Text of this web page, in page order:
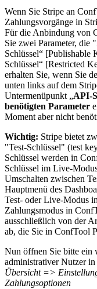
Wenn Sie Stripe an
Zahlungsvorgänge in
Für die Anbindung von
Sie zwei Parameter, die
Schlüssel“ [Publishable
Schlüssel“ [Restricted
erhalten Sie, wenn Sie
unten links auf dem
Untermenüpunkt „API-
benötigten Parameter
Moment aber nicht
Wichtig: Stripe bietet
"Test-Schlüssel" (test
Schlüssel werden in
Schlüssel im Live-
Umschalten zwischen
Hauptmenü des
Test- oder Live-Modus
Zahlungsmodus in
ausschließlich von der
ab, die Sie in ConfTool
Nun öffnen Sie bitte ein
administrativer Nutzer
Übersicht =>
Zahlungsoptionen